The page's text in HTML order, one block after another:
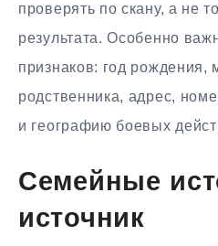
проверять по скану, а не
результата. Особенно
признаков: год рождения,
родственника, адрес,
и географию боевых
Семейные
источник